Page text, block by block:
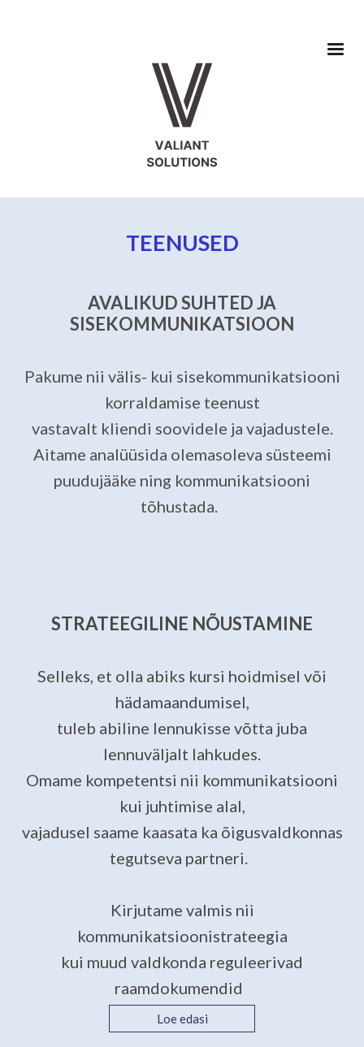
TEENUSED
AVALIKUD SUHTED JA
SISEKOMMUNIKATSIOON
Pakume nii välis- kui sisekommunikatsiooni
korraldamise teenust
vastavalt kliendi soovidele ja vajadustele.
Aitame analüüsida olemasoleva süsteemi
puudujääke ning kommunikatsiooni
tõhustada.
STRATEEGILINE NÕUSTAMINE
Selleks, et olla abiks kursi hoidmisel või
hädamaandumisel,
tuleb abiline lennukisse võtta juba
lennuväljalt lahkudes.
Omame kompetentsi nii kommunikatsiooni
kui juhtimise alal,
vajadusel saame kaasata ka õigusvaldkonnas
tegutseva partneri.
Kirjutame valmis nii
kommunikatsioonistrateegia
kui muud valdkonda reguleerivad
raamdokumendid
Loe edasi